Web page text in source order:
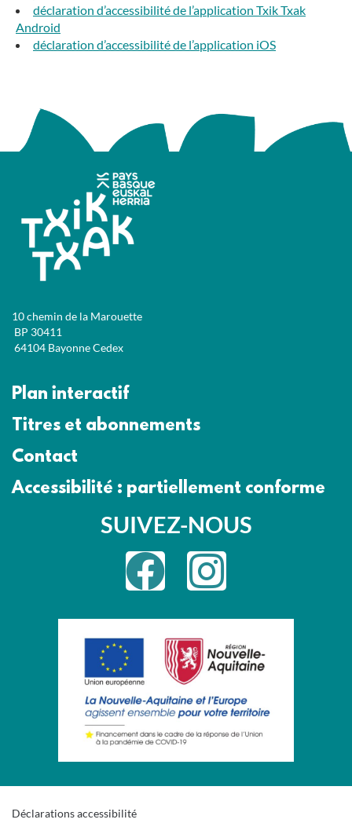
déclaration d’accessibilité de l’application Txik Txak
Android
déclaration d’accessibilité de l’application iOS
10 chemin de la Marouette
BP 30411
64104 Bayonne Cedex
Plan interactif
Titres et abonnements
Contact
Accessibilité : partiellement conforme
SUIVEZ-NOUS
Déclarations accessibilité